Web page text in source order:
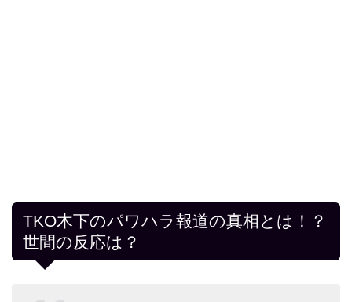
TKO木下のパワハラ報道の真相とは！？
世間の反応は？